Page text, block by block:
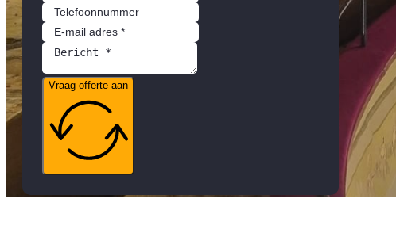
Vraag offerte aan